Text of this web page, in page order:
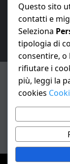
E-mail:
ANNO XXIII –
487 del 20/
Avviso IA:
realizzati
artificiale con
Questo sito
contatti e
Seleziona
tipologia di
consentire, o
rifiutare i
più, leggi la
cookies